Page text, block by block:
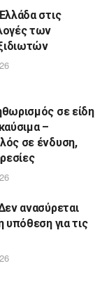
στις
των
σε είδη
–
σε ένδυση,
ανασύρεται
υπόθεση για τις